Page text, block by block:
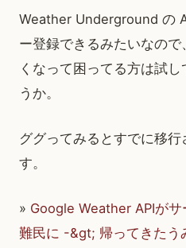
Weather Underground の
ー登録できるみたいなの
くなって困ってる方は試
うか。
ググってみるとすでに移
す。
» Google Weather APIが
難民に -&gt; 帰ってきたう